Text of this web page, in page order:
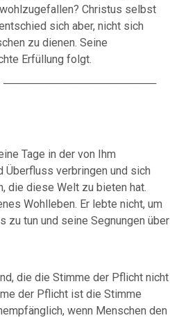
Christus selbst
sich aber, nicht sich
zu dienen. Seine
Erfüllung folgt.
Tage in der von Ihm
verbringen und sich
die diese Welt zu bieten hat.
Wohlleben. Er lebte nicht, um
zu tun und seine Segnungen über
die die Stimme der Pflicht nicht
der Pflicht ist die Stimme
wenn Menschen den